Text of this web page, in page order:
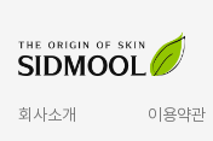
회사소개 이용약관